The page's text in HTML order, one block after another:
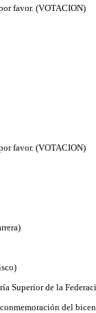
favor. (VOTACION)
favor. (VOTACION)
Superior de la
del